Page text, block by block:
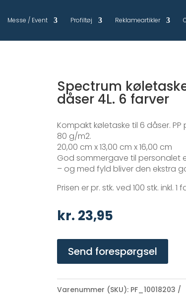
Messe / Event Profiltøj Reklameartikler
Spectrum
dåser 4L. 6 farver
Kompakt køletaske til 6 dåser.
80 g/m2.
20,00 cm x 13,00 cm x 16,00 cm
God sommergave til personalet
– og med fyld bliver den ekstra
Prisen er pr. stk. ved 100 stk. inkl. 1
kr. 23,95
Send forespørgsel
Varenummer (SKU): PF_10018203